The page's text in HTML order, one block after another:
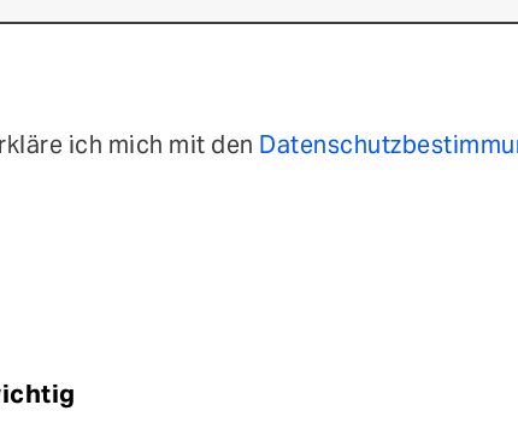
ich mich mit den